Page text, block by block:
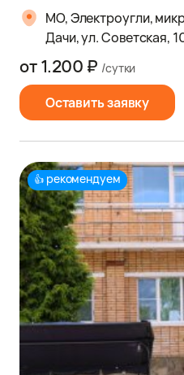
МО, Электроугли,
Дачи, ул. Советская,
Оставить заявку
от 1.200 ₽ /сутки
👍рекомендуем